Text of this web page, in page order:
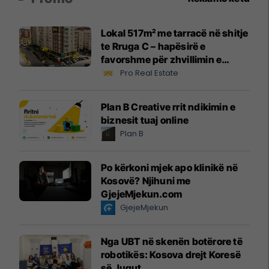
Lokal 517m² me tarracë në shitje
te Rruga C – hapësirë e
favorshme për zhvillimin e
biznesit #15796
Pro Real Estate
Plan B Creative rrit ndikimin e
biznesit tuaj online
Plan B
Po kërkoni mjek apo klinikë në
Kosovë? Njihuni me
GjejeMjekun.com
GjejeMjekun
Nga UBT në skenën botërore të
robotikës: Kosova drejt Koresë